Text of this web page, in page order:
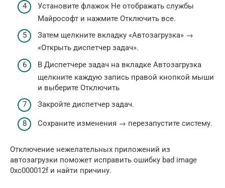
Установите флажок Не отображать службы
Майрософт и нажмите Отключить все.
Затем щелкните вкладку «Автозагрузка» →
«Открыть диспетчер задач».
В Диспетчере задач на вкладке Автозагрузка
щелкните каждую запись правой кнопкой мыши
и выберите Отключить
Закройте диспетчер задач.
Сохраните изменения → перезапустите систему.
Отключение нежелательных приложений из
автозагрузки поможет исправить ошибку bad image
0xc000012f и найти причину.